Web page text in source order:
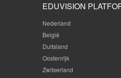
EDUVISION
Nederland
België
Duitsland
Oostenrijk
Zwitserland